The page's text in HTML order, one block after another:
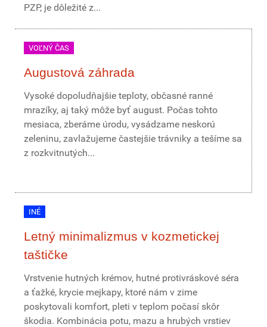
PZP, je dôležité z...
VOĽNÝ ČAS
Augustová záhrada
Vysoké dopoludňajšie teploty, občasné ranné
mrazíky, aj taký môže byť august. Počas tohto
mesiaca, zberáme úrodu, vysádzame neskorú
zeleninu, zavlažujeme častejšie trávniky a tešíme sa
z rozkvitnutých...
INÉ
Letný minimalizmus v kozmetickej
taštičke
Vrstvenie hutných krémov, hutné protivráskové séra
a ťažké, krycie mejkapy, ktoré nám v zime
poskytovali komfort, pleti v teplom počasí skôr
škodia. Kombinácia potu, mazu a hrubých vrstiev